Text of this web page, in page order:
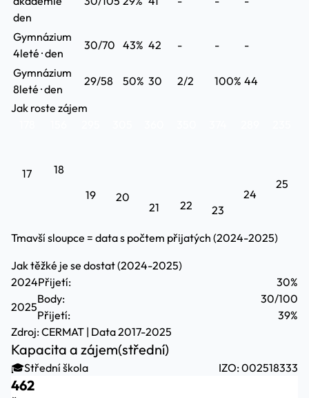
den
Gymnázium
4leté · den
30/70 43% 42 - -
-
Gymnázium
8leté · den
29/58 50% 30 2/2 100% 44
Jak roste zájem
17 18
19 20
21 22 23
24
25
Tmavší sloupce = data s počtem přijatých (2024-2025)
Jak těžké je se dostat (2024-2025)
2024Přijetí:
30%
2025
Body:
30/100
Přijetí:
39%
Zdroj:CERMAT | Data 2017-2025
Kapacita a zájem(střední)
🎓Střední škola IZO: 002518333
462